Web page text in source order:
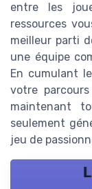
entre les
ressources
meilleur parti
une équipe
En cumulant
votre
maintenant
seulement
jeu de